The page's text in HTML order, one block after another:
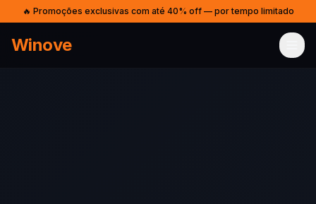
🔥 Promoções exclusivas com até 40% off — por tempo limitado
Winove